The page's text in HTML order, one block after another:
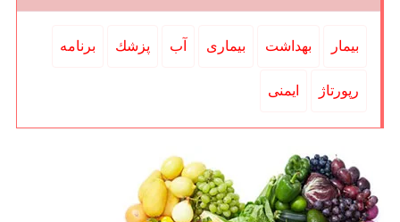
بیمار بهداشت بیماری آب پزشك برنامه
رپورتاژ ایمنی